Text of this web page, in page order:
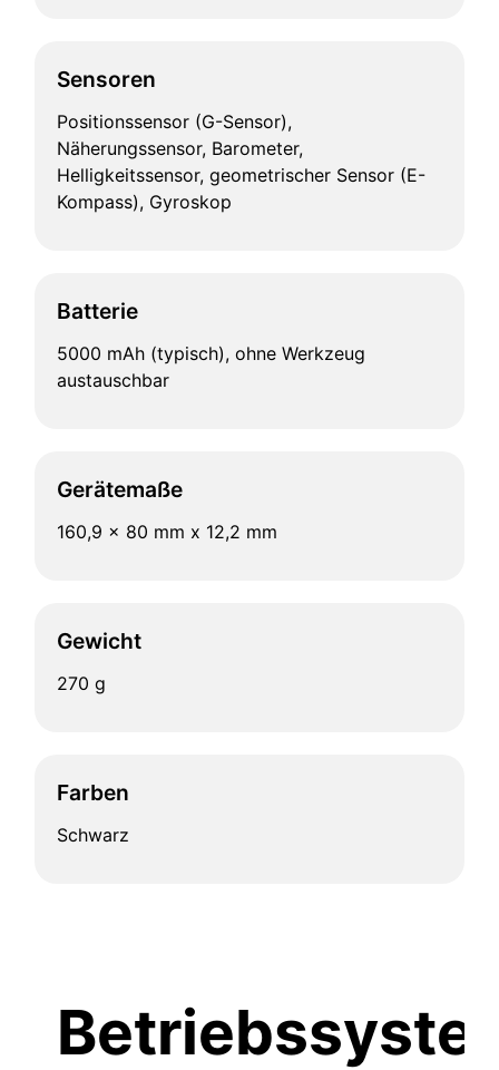
Sensoren
Positionssensor (G-Sensor),
Näherungssensor, Barometer,
Helligkeitssensor, geometrischer Sensor (E-
Kompass), Gyroskop
Batterie
5000 mAh (typisch), ohne Werkzeug
austauschbar
Gerätemaße
160,9 x 80 mm x 12,2 mm
Gewicht
270 g
Farben
Schwarz